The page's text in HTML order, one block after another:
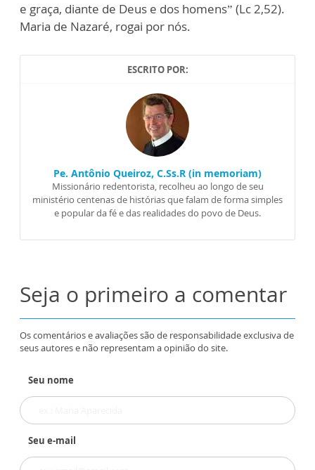
e graça, diante de Deus e dos homens” (Lc 2,52).
Maria de Nazaré, rogai por nós.
ESCRITO POR:
Pe. Antônio Queiroz, C.Ss.R (in memoriam)
Missionário redentorista, recolheu ao longo de seu
ministério centenas de histórias que falam de forma simples
e popular da fé e das realidades do povo de Deus.
Seja o primeiro a comentar
Os comentários e avaliações são de responsabilidade exclusiva de
seus autores e não representam a opinião do site.
Seu nome
Seu e-mail